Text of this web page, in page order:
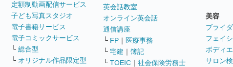
定額制動画配信サービス
子ども写真スタジオ
電子書籍サービス
電子コミックサービス
└ 総合型
└ オリジナル作品限定型
英会話教室
オンライン英会話
通信講座
└ FP ｜ 医療事務
└ 宅建 ｜ 簿記
└ TOEIC ｜ 社会保険労務士
美容
ブライ
フェイ
ボディ
サロン